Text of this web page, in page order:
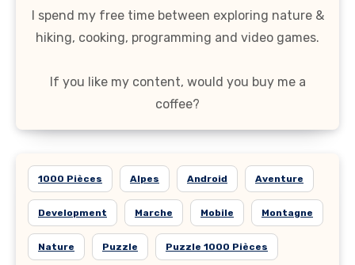
I spend my free time between exploring nature &
hiking, cooking, programming and video games.
If you like my content, would you buy me a
coffee?
1000 Pièces Alpes Android Aventure
Development Marche Mobile Montagne
Nature Puzzle Puzzle 1000 Pièces